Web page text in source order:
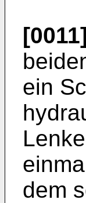
[0011]
ein
dem